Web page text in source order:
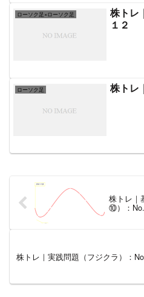
ローソク足×ローソク足
株トレ
１２
ローソク足 株トレ
株トレ｜
⑩）：
株トレ｜実践問題（フジクラ）：